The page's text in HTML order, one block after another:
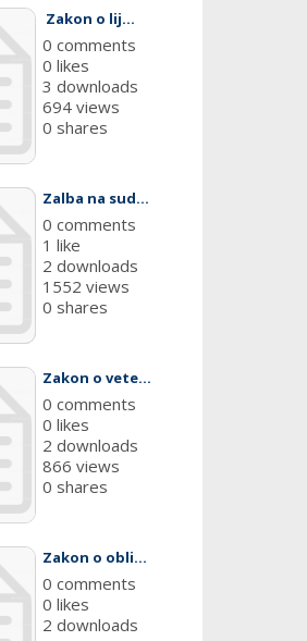
Zakon o lij...
0 comments
0 likes
3 downloads
694 views
0 shares
Zalba na sud...
0 comments
1 like
2 downloads
1552 views
0 shares
Zakon o vete...
0 comments
0 likes
2 downloads
866 views
0 shares
Zakon o obli...
0 comments
0 likes
2 downloads